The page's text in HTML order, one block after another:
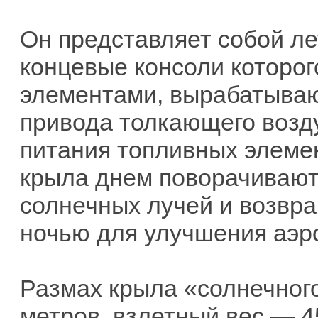
Он представляет собой
концевые консоли
элементами,
привода толкающего
питания топливных
крыла днем
солнечных лучей и
ночью для улучшения
Размах крыла